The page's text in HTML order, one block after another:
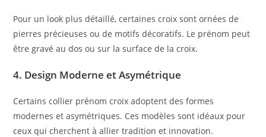
Pour un look plus détaillé, certaines croix sont ornées de
pierres précieuses ou de motifs décoratifs. Le prénom peut
être gravé au dos ou sur la surface de la croix.
4. Design Moderne et Asymétrique
Certains collier prénom croix adoptent des formes
modernes et asymétriques. Ces modèles sont idéaux pour
ceux qui cherchent à allier tradition et innovation.